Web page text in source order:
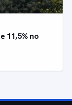
11,5% no